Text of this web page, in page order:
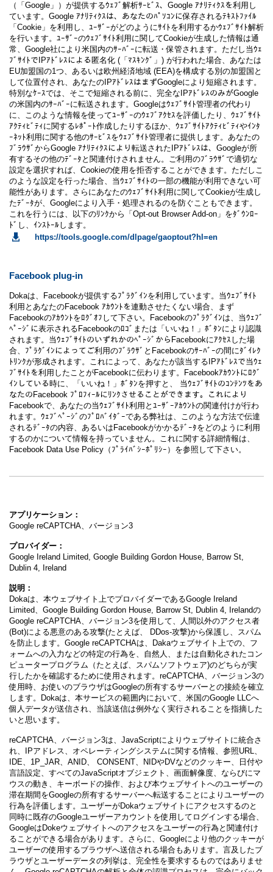
（「Google」）が提供するｳｪﾌﾞ解析ｻｰﾋﾞｽ、Google ｱﾅﾘﾃｨｸｽを利用し
ています。Google ｱﾅﾘﾃｨｸｽは、あなたのﾊﾟｿｺﾝに保存されるﾃｷｽﾄﾌｧｲﾙ
「Cookie」を利用し、ﾕｰｻﾞｰがどのようにｻｲﾄを利用するかｳｪﾌﾞｻｲﾄ解析
を行います。ﾕｰｻﾞｰのｳｪﾌﾞｻｲﾄ利用に関してCookieが生成した情報は通
常、Google社により米国内のｻｰﾊﾞｰに転送・保管されます。ただし当ｳｪ
ﾌﾞｻｲﾄでIPｱﾄﾞﾚｽによる匿名化 (「ﾏｽｷﾝｸﾞ」) が行われた場合、あなたは
EU加盟国の1つ、あるいは欧州経済地域 (EEA)を構成する別の加盟国と
して位置付され、あなたのIPｱﾄﾞﾚｽはまずGoogleにより短縮されます。
特別なｹｰｽでは、そこで短縮される前に、完全なIPｱﾄﾞﾚｽのみがGoogle
の米国内のｻｰﾊﾞｰに転送されます。Googleはｳｪﾌﾞｻｲﾄ管理者の代わり
に、このような情報を使ってﾕｰｻﾞｰのｳｪﾌﾞｱｸｾｽを評価したり、ｳｪﾌﾞｻｲﾄ
ｱｸﾃｨﾋﾞﾃｨに関するﾚﾎﾟｰﾄ作成したりするほか、ｳｪﾌﾞｻｲﾄｱｸﾃｨﾋﾞﾃｨやｲﾝﾀ
ｰﾈｯﾄ利用に関する他のｻｰﾋﾞｽをｳｪﾌﾞｻｲﾄ管理者に提供します。あなたの
ﾌﾞﾗｳｻﾞからGoogle ｱﾅﾘﾃｨｸｽにより転送されたIPｱﾄﾞﾚｽは、Googleが所
有するその他のﾃﾞｰﾀと関連付けされません。ご利用のﾌﾞﾗｳｻﾞで適切な
設定を選択すれば、Cookieの使用を拒否することができます。ただしこ
のような設定を行った場合、当ｳｪﾌﾞｻｲﾄの一部の機能が利用できない可
能性があります。さらにあなたのｳｪﾌﾞｻｲﾄ利用に関してCookieが生成し
たﾃﾞｰﾀが、Googleにより入手・処理されるのを防ぐこともできます。
これを行うには、以下のﾘﾝｸから「Opt-out Browser Add-on」をﾀﾞｳﾝﾛｰ
ﾄﾞし、ｲﾝｽﾄｰﾙします。
https://tools.google.com/dlpage/gaoptout?hl=en
Facebook plug-in
Dokaは、Facebookが提供するﾌﾟﾗｸﾞｲﾝを利用しています。当ｳｪﾌﾞｻｲﾄ
利用とあなたのFacebook ｱｶｳﾝﾄを連動させたくない場合、まず
Facebookのｱｶｳﾝﾄをﾛｸﾞｵﾌして下さい。Facebookのﾌﾟﾗｸﾞｲﾝは、当ｳｪﾌﾞ
ﾍﾟｰｼﾞに表示されるFacebookのﾛｺﾞまたは「いいね！」ﾎﾞﾀﾝにより認識
されます。当ｳｪﾌﾞｻｲﾄのいずれかのﾍﾟｰｼﾞからFacebookにｱｸｾｽした場
合、ﾌﾟﾗｸﾞｲﾝによってご利用のﾌﾞﾗｳｻﾞとFacebookのｻｰﾊﾞｰの間にﾀﾞｲﾚｸ
ﾄﾘﾝｸが形成されます。これによって、あなたが該当するIPｱﾄﾞﾚｽで当ｳｪ
ﾌﾞｻｲﾄを利用したことがFacebookに伝わります。Facebookｱｶｳﾝﾄにﾛｸﾞ
ｲﾝしている時に、「いいね！」ﾎﾞﾀﾝを押すと、 当ｳｪﾌﾞｻｲﾄのｺﾝﾃﾝﾂをあ
なたのFacebook ﾌﾟﾛﾌｨｰﾙにﾘﾝｸさせることができます。これにより
Facebookで、あなたの当ｳｪﾌﾞｻｲﾄ利用とﾕｰｻﾞｰｱｶｳﾝﾄの関連付けが行わ
れます。ｳｪﾌﾞﾍﾟｰｼﾞのﾌﾟﾛﾊﾞｲﾀﾞｰである弊社は、このような方法で伝達
されるﾃﾞｰﾀの内容、あるいはFacebookがかかるﾃﾞｰﾀをどのように利用
するのかについて情報を持っていません。これに関する詳細情報は、
Facebook Data Use Policy（ﾌﾟﾗｲﾊﾞｼｰﾎﾟﾘｼｰ）を参照して下さい。
アプリケーション：
Google reCAPTCHA、バージョン3
プロバイダー：
Google Ireland Limited, Google Building Gordon House, Barrow St,
Dublin 4, Ireland
説明：
Dokaは、本ウェブサイト上でプロバイダーであるGoogle Ireland
Limited、Google Building Gordon House, Barrow St, Dublin 4, Irelandの
Google reCAPTCHA、バージョン3を使用して、人間以外のアクセス者
(Bot)による悪意のある攻撃(たとえば、 DDos-攻撃)から保護し、スパム
を防止します。Google reCAPTCHAは、Dakaウェブサイト上での、フ
ォームへの入力などの特定の行為を、自然人、または自動化されたコン
ピュータープログラム（たとえば、スパムソフトウェア)のどちらが実
行したかを確認するために使用されます。reCAPTCHA、バージョン3の
使用時、お使いのブラウザはGoogleの所有するサーバーとの接続を確立
します。Dokaは、本サービスの範囲内において、米国のGoogle LLCへ
個人データが送信され、当該送信は例外なく実行されることを指摘した
いと思います。
reCAPTCHA、バージョン3は、JavaScriptによりウェブサイトに統合さ
れ、IPアドレス、オペレーティングシステムに関する情報、参照URL、
IDE、1P_JAR、ANID、 CONSENT、NIDやDVなどのクッキー、日付や
言語設定、すべてのJavaScriptオブジェクト、画面解像度、ならびにマ
ウスの動き、キーボードの操作、および本ウェブサイトへのユーザーの
滞在期間をGoogleの所有するサーバーへ転送することによりユーザーの
行為を評価します。ユーザーがDokaウェブサイトにアクセスするのと
同時に既存のGoogleユーザーアカウントを使用してログインする場合、
GoogleはDokeウェブサイトへのアクセスをユーザーの行為と関連付け
ることができる場合があります。さらに、Googleにより他のクッキーが
ユーザーの使用するブラウザへ送信される場合もあります。言及したブ
ラウザとユーザーデータの列挙は、完全性を要求するものではありませ